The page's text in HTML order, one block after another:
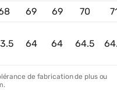
69 69 70
64 64 64.5
de fabrication de plus ou